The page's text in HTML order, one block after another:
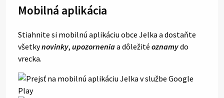
Mobilná aplikácia
Stiahnite si mobilnú aplikáciu obce Jelka a dostaňte
všetkynovinky, upozorneniaa dôležité oznamydo
vrecka.